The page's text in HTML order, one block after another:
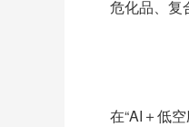
危化品、复
在“AI＋低